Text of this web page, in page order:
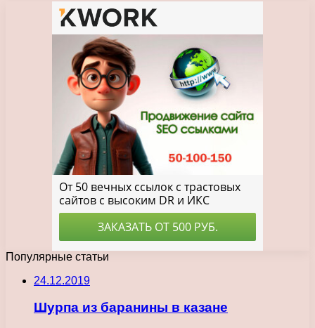
Популярные статьи
24.12.2019
Шурпа из баранины в казане